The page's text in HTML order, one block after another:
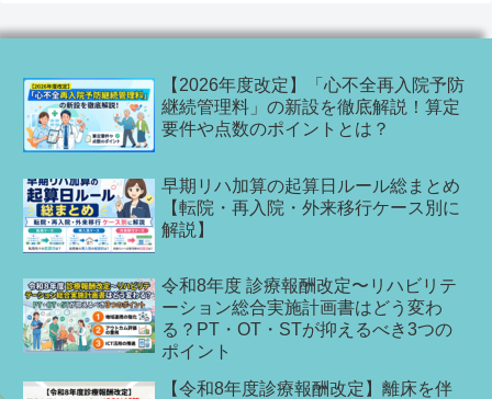
【2026年度改定】「心不全再入院予防
継続管理料」の新設を徹底解説！算定
要件や点数のポイントとは？
早期リハ加算の起算日ルール総まとめ
【転院・再入院・外来移行ケース別に
解説】
令和8年度 診療報酬改定〜リハビリテ
ーション総合実施計画書はどう変わ
る？PT・OT・STが抑えるべき3つの
ポイント
【令和8年度診療報酬改定】離床を伴